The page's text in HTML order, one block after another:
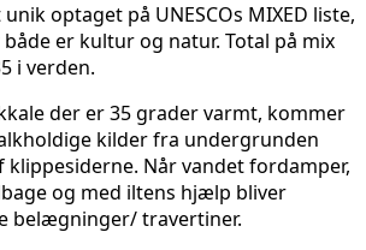
optaget på UNESCOs MIXED liste,
er kultur og natur. Total på mix
i verden.
der er 35 grader varmt, kommer
kilder fra undergrunden
klippesiderne. Når vandet fordamper,
og med iltens hjælp bliver
belægninger/ travertiner.